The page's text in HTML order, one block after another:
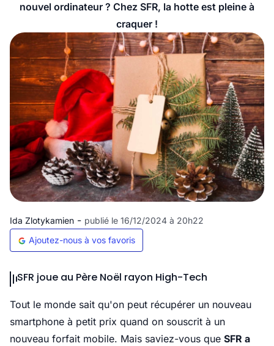
nouvel ordinateur ? Chez SFR, la hotte est pleine à
craquer !
Ida Zlotykamien - publié le 16/12/2024 à 20h22
Ajoutez-nous à vos favoris
SFR joue au Père Noël rayon High-Tech
Tout le monde sait qu'on peut récupérer un nouveau
smartphone à petit prix quand on souscrit à un
nouveau forfait mobile. Mais saviez-vous que SFR a